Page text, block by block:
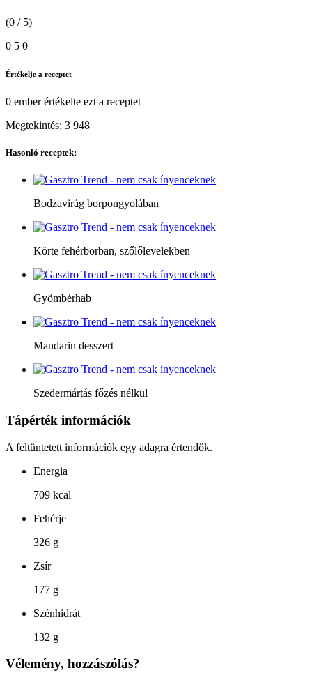
(0 / 5)
0 5 0
Értékelje a receptet
0 emberértékelte ezt a receptet
Megtekintés: 3 948
Hasonló receptek:
Bodzavirág borpongyolában
Körte fehérborban, szőlőlevelekben
Gyömbérhab
Mandarin desszert
Szedermártás főzés nélkül
Tápérték információk
A feltüntetett információk egy adagra értendők.
Energia
709 kcal
Fehérje
326 g
Zsír
177 g
Szénhidrát
132 g
Vélemény, hozzászólás?